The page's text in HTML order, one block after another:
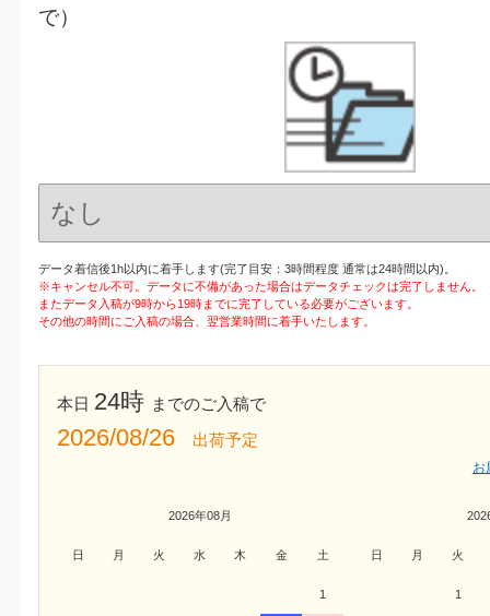
で）
データ着信後1h以内に着手します(完了目安：3時間程度 通常は24時間以内)。
※キャンセル不可。データに不備があった場合はデータチェックは完了しません。
またデータ入稿が9時から19時までに完了している必要がございます。
その他の時間にご入稿の場合、翌営業時間に着手いたします。
本日 24時 までのご入稿で
2026/08/26 出荷予定
お
2026年08月
日 月 火 水 木 金 土
1
日 月 火
1